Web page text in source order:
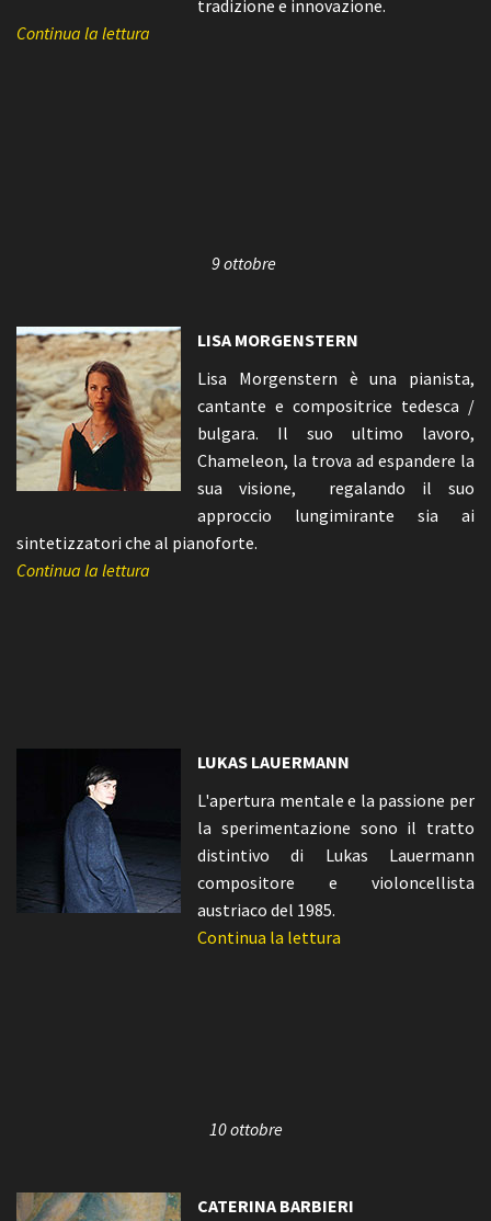
tradizione e innovazione.
Continua la lettura
9 ottobre
LISA MORGENSTERN
Lisa Morgenstern è una pianista,
cantante e compositrice tedesca /
bulgara. Il suo ultimo lavoro,
Chameleon, la trova ad espandere la
sua visione, regalando il suo
approccio lungimirante sia ai
sintetizzatori che al pianoforte.
Continua la lettura
LUKAS LAUERMANN
L'apertura mentale e la passione per
la sperimentazione sono il tratto
distintivo di Lukas Lauermann
compositore e violoncellista
austriaco del 1985.
Continua la lettura
10 ottobre
CATERINA BARBIERI